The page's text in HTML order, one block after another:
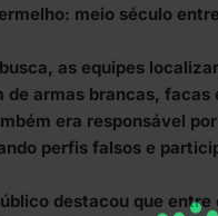
meio século
as equipes
de armas brancas,
era responsável
perfis falsos e
destacou que